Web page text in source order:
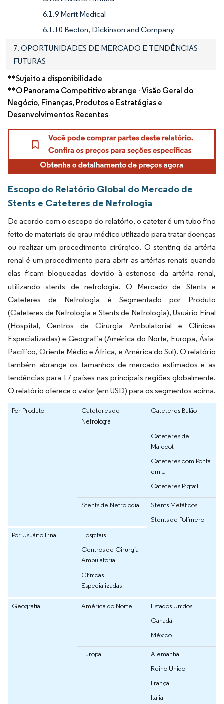
6.1.9 Merit Medical
6.1.10 Becton, Dickinson and Company
7. OPORTUNIDADES DE MERCADO E TENDÊNCIAS
FUTURAS
**Sujeito a disponibilidade
**O Panorama Competitivo abrange - Visão Geral do
Negócio, Finanças, Produtos e Estratégias e
Desenvolvimentos Recentes
Escopo do Relatório Global do Mercado de
Stents e Cateteres de Nefrologia
De acordo com o escopo do relatório, o cateter é um tubo fino
feito de materiais de grau médico utilizado para tratar doenças
ou realizar um procedimento cirúrgico. O stenting da artéria
renal é um procedimento para abrir as artérias renais quando
elas ficam bloqueadas devido à estenose da artéria renal,
utilizando stents de nefrologia. O Mercado de Stents e
Cateteres de Nefrologia é Segmentado por Produto
(Cateteres de Nefrologia e Stents de Nefrologia), Usuário Final
(Hospital, Centros de Cirurgia Ambulatorial e Clínicas
Especializadas) e Geografia (América do Norte, Europa, Ásia-
Pacífico, Oriente Médio e África, e América do Sul). O relatório
também abrange os tamanhos de mercado estimados e as
tendências para 17 países nas principais regiões globalmente.
O relatório oferece o valor (em USD) para os segmentos acima.
Por Produto
Cateteres de
Nefrologia
Cateteres Balão
Cateteres de
Malecot
Cateteres com Ponta
em J
Cateteres Pigtail
Stents de Nefrologia
Stents Metálicos
Stents de Polímero
Por Usuário Final
Hospitais
Centros de Cirurgia
Ambulatorial
Clínicas
Especializadas
Geografia América do Norte
Estados Unidos
Canadá
México
Europa
Alemanha
Reino Unido
França
Itália